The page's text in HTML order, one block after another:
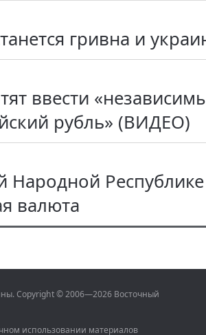
гривна и
ввести
рубль» (ВИДЕО)
Народной
валюта
Copyright © 2006—2026 Восточный
использовании материалов